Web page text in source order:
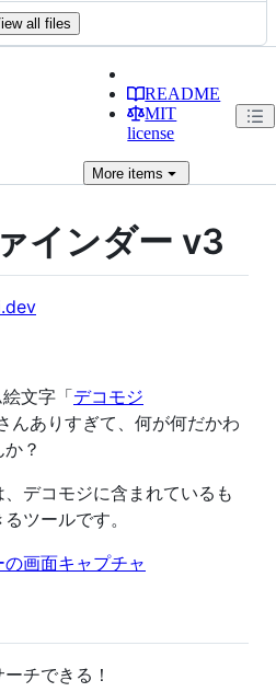
all files
README
MIT
license
More items
インダー v3
文字「デコモジ
んありすぎて、何が何だかわ
？
デコモジに含まれているも
ツールです。
チできる！